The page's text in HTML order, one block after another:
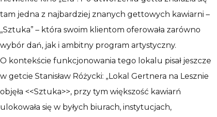
tam jedna z najbardziej znanych gettowych kawiarni –
„Sztuka” – która swoim klientom oferowała zarówno
wybór dań, jak i ambitny program artystyczny.
O kontekście funkcjonowania tego lokalu pisał jeszcze
w getcie Stanisław Różycki: „Lokal Gertnera na Lesznie
objęła <<Sztuka>>, przy tym większość kawiarń
ulokowała się w byłych biurach, instytucjach,